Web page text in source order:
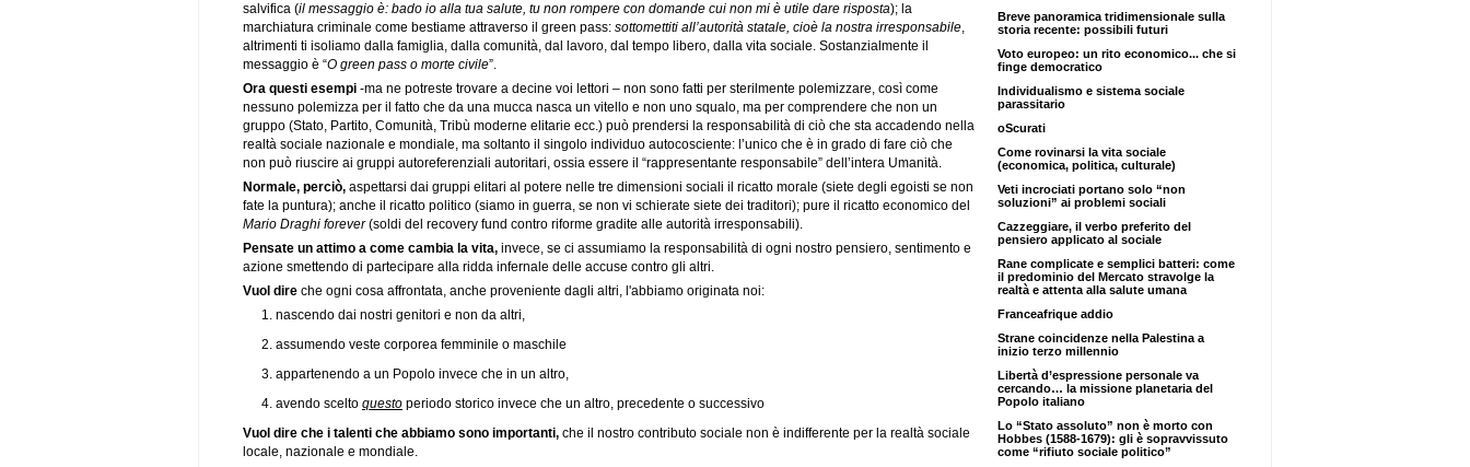
salvifica (il messaggio è: bado io alla tua salute, tu non rompere con domande cui non mi è utile dare risposta); la
marchiatura criminale come bestiame attraverso il green pass: sottomettiti all’autorità statale, cioè la nostra irresponsabile,
altrimenti ti isoliamo dalla famiglia, dalla comunità, dal lavoro, dal tempo libero, dalla vita sociale. Sostanzialmente il
messaggio è “O green pass o morte civile”.
Ora questi esempi -ma ne potreste trovare a decine voi lettori – non sono fatti per sterilmente polemizzare, così come
nessuno polemizza per il fatto che da una mucca nasca un vitello e non uno squalo, ma per comprendere che non un
gruppo (Stato, Partito, Comunità, Tribù moderne elitarie ecc.) può prendersi la responsabilità di ciò che sta accadendo nella
realtà sociale nazionale e mondiale, ma soltanto il singolo individuo autocosciente: l’unico che è in grado di fare ciò che
non può riuscire ai gruppi autoreferenziali autoritari, ossia essere il “rappresentante responsabile” dell’intera Umanità.
Normale, perciò, aspettarsi dai gruppi elitari al potere nelle tre dimensioni sociali il ricatto morale (siete degli egoisti se non
fate la puntura); anche il ricatto politico (siamo in guerra, se non vi schierate siete dei traditori); pure il ricatto economico del
Mario Draghi forever(soldi del recovery fund contro riforme gradite alle autorità irresponsabili).
Pensate un attimo a come cambia la vita, invece, se ci assumiamo la responsabilità di ogni nostro pensiero, sentimento e
azione smettendo di partecipare alla ridda infernale delle accuse contro gli altri.
Vuol dire che ogni cosa affrontata, anche proveniente dagli altri, l'abbiamo originata noi:
nascendo dai nostri genitori e non da altri,
assumendo veste corporea femminile o maschile
appartenendo a un Popolo invece che in un altro,
avendo scelto questo periodo storico invece che un altro, precedente o successivo
Vuol dire che i talenti che abbiamo sono importanti, che il nostro contributo sociale non è indifferente per la realtà sociale
locale, nazionale e mondiale.
Breve panoramica tridimensionale sulla
storia recente: possibili futuri
Voto europeo: un rito economico... che si
finge democratico
Individualismo e sistema sociale
parassitario
oScurati
Come rovinarsi la vita sociale
(economica, politica, culturale)
Veti incrociati portano solo “non
soluzioni” ai problemi sociali
Cazzeggiare, il verbo preferito del
pensiero applicato al sociale
Rane complicate e semplici batteri: come
il predominio del Mercato stravolge la
realtà e attenta alla salute umana
Franceafrique addio
Strane coincidenze nella Palestina a
inizio terzo millennio
Libertà d’espressione personale va
cercando… la missione planetaria del
Popolo italiano
Lo “Stato assoluto” non è morto con
Hobbes (1588-1679): gli è sopravvissuto
come “rifiuto sociale politico”